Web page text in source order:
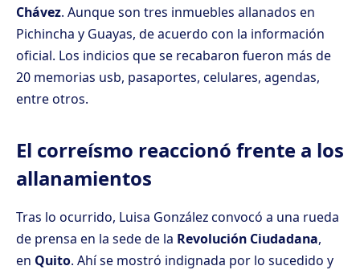
Chávez. Aunque son tres inmuebles allanados en
Pichincha y Guayas, de acuerdo con la información
oficial. Los indicios que se recabaron fueron más de
20 memorias usb, pasaportes, celulares, agendas,
entre otros.
El correísmo reaccionó frente a los
allanamientos
Tras lo ocurrido, Luisa González convocó a una rueda
de prensa en la sede de la Revolución Ciudadana,
en Quito. Ahí se mostró indignada por lo sucedido y